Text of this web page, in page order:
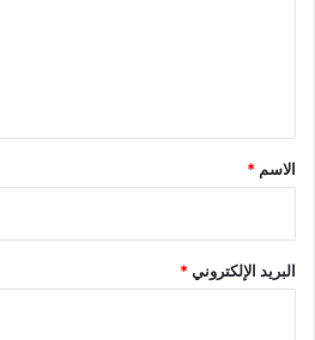
*
الاسم *
البريد الإلكتروني*